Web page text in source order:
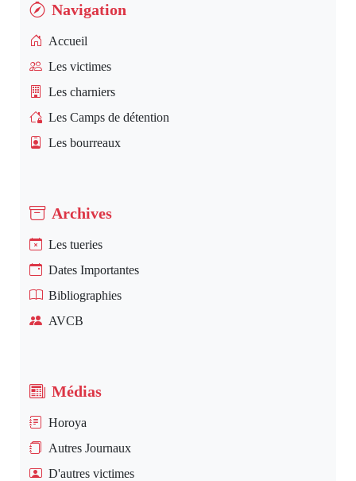
Navigation
Accueil
Les victimes
Les charniers
Les Camps de détention
Les bourreaux
Archives
Les tueries
Dates Importantes
Bibliographies
AVCB
Médias
Horoya
Autres Journaux
D'autres victimes